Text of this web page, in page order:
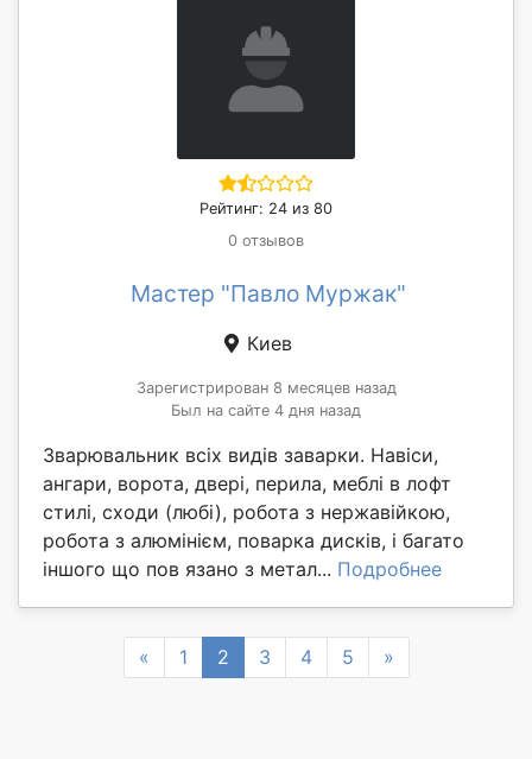
Рейтинг: 24 из 80
0 отзывов
Мастер "Павло Муржак"
Киев
Зарегистрирован 8 месяцев назад
Был на сайте 4 дня назад
Зварювальник всіх видів заварки. Навіси,
ангари, ворота, двері, перила, меблі в лофт
стилі, сходи (любі), робота з нержавійкою,
робота з алюмінієм, поварка дисків, і багато
іншого що пов язано з метал... Подробнее
«Previous
1 2 3 4 5 »Next